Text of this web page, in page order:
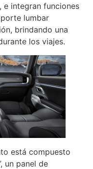
e integran funciones
lumbar
brindando una
los viajes.
está compuesto
un panel de